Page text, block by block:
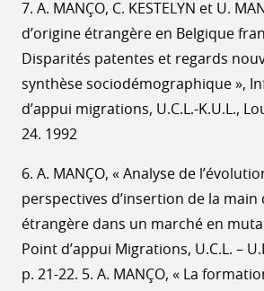
7. A. MANÇO, C. KESTELYN et U.
d’origine étrangère en Belgique
Disparités patentes et regards
synthèse sociodémographique »,
d’appui migrations, U.C.L.-K.U.L.,
24. 1992
6. A. MANÇO, « Analyse de
perspectives d’insertion de la main
étrangère dans un marché en
Point d’appui Migrations, U.C.L. –
p. 21-22. 5. A. MANÇO, « La